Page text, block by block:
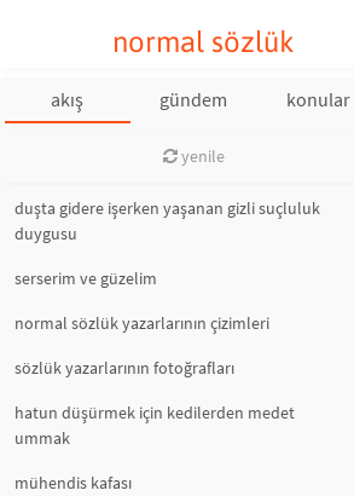
normal sözlük
akış gündem konular
yenile
duşta gidere işerken yaşanan gizli suçluluk
duygusu
serserim ve güzelim
normal sözlük yazarlarının çizimleri
sözlük yazarlarının fotoğrafları
hatun düşürmek için kedilerden medet
ummak
mühendis kafası